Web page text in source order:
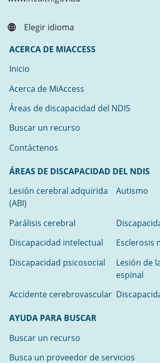
Elegir idioma
ACERCA DE MIACCESS
Inicio
Acerca de MiAccess
Áreas de discapacidad del NDIS
Buscar un recurso
Contáctenos
ÁREAS DE DISCAPACIDAD DEL NDIS
Lesión cerebral adquirida
(ABI)
Autismo
Parálisis cerebral
Discapacidad intelectual
Esclerosis
Discapacidad psicosocial
Lesión de
espinal
Accidente cerebrovascular
AYUDA PARA BUSCAR
Buscar un recurso
Busca un proveedor de servicios